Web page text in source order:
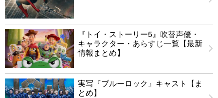
『トイ・ストーリー5』吹替声優・
キャラクター・あらすじ一覧【最新
情報まとめ】
実写『ブルーロック』キャスト【ま
とめ】